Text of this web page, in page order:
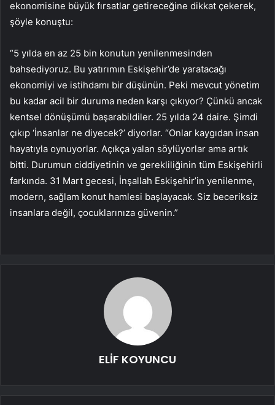
ekonomisine büyük fırsatlar getireceğine dikkat çekerek,
şöyle konuştu:
“5 yılda en az 25 bin konutun yenilenmesinden
bahsediyoruz. Bu yatırımın Eskişehir’de yaratacağı
ekonomiyi ve istihdamı bir düşünün. Peki mevcut yönetim
bu kadar acil bir duruma neden karşı çıkıyor? Çünkü ancak
kentsel dönüşümü başarabildiler. 25 yılda 24 daire. Şimdi
çıkıp ‘İnsanlar ne diyecek?’ diyorlar. “Onlar kaygıdan insan
hayatıyla oynuyorlar. Açıkça yalan söylüyorlar ama artık
bitti. Durumun ciddiyetinin ve gerekliliğinin tüm Eskişehirli
farkında. 31 Mart gecesi, İnşallah Eskişehir’in yenilenme,
modern, sağlam konut hamlesi başlayacak. Siz beceriksiz
insanlara değil, çocuklarınıza güvenin.”
ELİF KOYUNCU